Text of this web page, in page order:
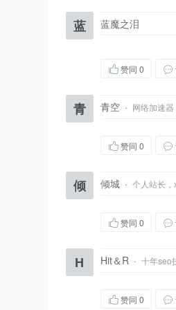
蓝 蓝魔之泪
赞同 0
青 青空 · 网络加速器
赞同 0
倾 倾城 · 个人站长
赞同 0
H Hit＆R · 十年seo
赞同 0